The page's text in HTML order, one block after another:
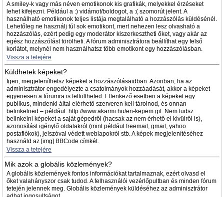
A smiley-k vagy más néven emotikonok kis grafikák, melyekkel érzéseket
lehet kifejezni. Például a :) vidámot/boldogot, a :( szomorút jelent. A
használható emotikonok teljes listája megtalálható a hozzászólás küldésénél.
Lehetőleg ne használj túl sok emotikont, mert nehezen lesz olvasható a
hozzászólás, ezért pedig egy moderátor kiszerkesztheti őket, vagy akár az
egész hozzászólást törölheti. A fórum adminisztrátora beállíthat egy felső
korlátot, melynél nem használhatsz több emotikont egy hozzászólásban.
Vissza a tetejére
Küldhetek képeket?
Igen, megjeleníthetsz képeket a hozzászólásaidban. Azonban, ha az
adminisztrátor engedélyezte a csatolmányok hozzáadását, akkor a képeket
egyenesen a fórumra is feltöltheted. Ellenkező esetben a képeket egy
publikus, mindenki által elérhető szerveren kell tárolnod, és onnan
belinkelned – például: http://www.akarmi.hu/en-kepem.gif. Nem tudsz
belinkelni képeket a saját gépedről (hacsak az nem érhető el kívülről is),
azonosítást igénylő oldalakról (mint például freemail, gmail, yahoo
postafiókok), jelszóval védett weblapokról stb. A képek megjelenítéséhez
használd az [img] BBCode címkét.
Vissza a tetejére
Mik azok a globális közlemények?
A globális közlemények fontos információkat tartalmaznak, ezért olvasd el
őket valahányszor csak tudod. A felhasználói vezérlőpultban és minden fórum
tetején jelennek meg. Globális közlemények küldéséhez az adminisztrátor